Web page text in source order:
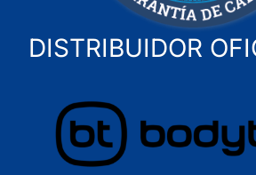
DISTRIBUIDOR